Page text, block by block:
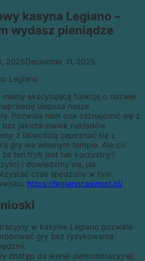
kasyna Legiano –
wydasz pieniądze
2025December 11, 2025
mamy ekscytującą funkcję o nazwie
ulepsza nasze
Pozwala nam ona zaznajomić się z
jakichkolwiek nakładów
z łatwością zapoznać się z
gry we własnym tempie. Ale co
że ten tryb jest tak korzystny?
i dowiedzmy się, jak
czas spędzony w tym
https://legianocasinopl.pl/
w kasynie Legiano pozwala
gry bez ryzykowania
dostęp do wersji demonstracyjnej,